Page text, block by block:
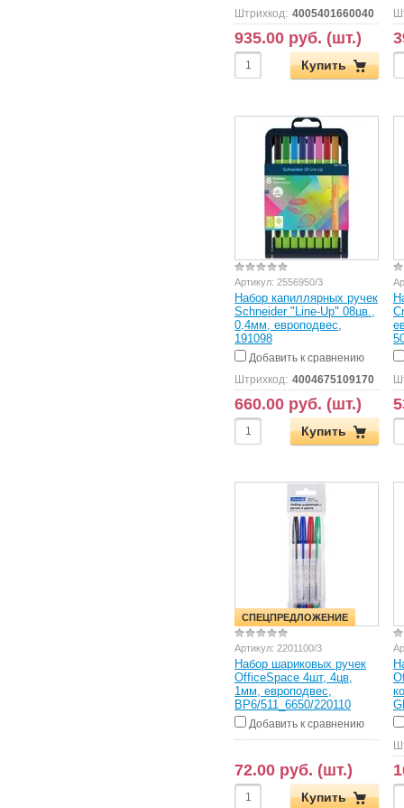
Штрихкод: 4005401660040
935.00 руб. (шт.)
Купить
Артикул: 2556950/3
Набор капиллярных ручек
Schneider "Line-Up" 08цв.,
0,4мм, европодвес,
191098
Добавить к сравнению
Штрихкод: 4004675109170
660.00 руб. (шт.)
Купить
СПЕЦПРЕДЛОЖЕНИЕ
Артикул: 2201100/3
Набор шариковых ручек
OfficeSpace 4шт, 4цв,
1мм, европодвес,
BP6/511_6650/220110
Добавить к сравнению
72.00 руб. (шт.)
Купить